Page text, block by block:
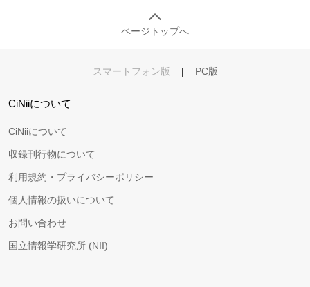
ページトップへ
スマートフォン版 | PC版
CiNiiについて
CiNiiについて
収録刊行物について
利用規約・プライバシーポリシー
個人情報の扱いについて
お問い合わせ
国立情報学研究所 (NII)